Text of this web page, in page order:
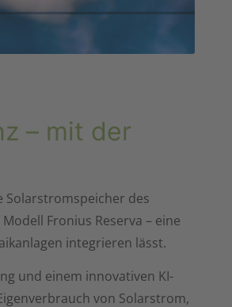
– mit der
Solarstromspeicher des
Fronius Reserva – eine
integrieren lässt.
und einem innovativen KI-
von Solarstrom,